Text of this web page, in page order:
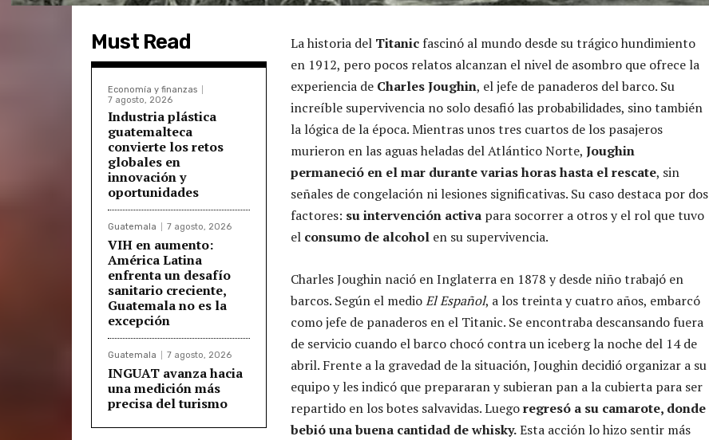
Must Read
Economía y finanzas
7 agosto, 2026
Industria plástica
guatemalteca
convierte los retos
globales en
innovación y
oportunidades
Guatemala 7 agosto, 2026
VIH en aumento:
América Latina
enfrenta un desafío
sanitario creciente,
Guatemala no es la
excepción
Guatemala 7 agosto, 2026
INGUAT avanza hacia
una medición más
precisa del turismo
La historia del Titanic fascinó al mundo desde su trágico hundimiento
en 1912, pero pocos relatos alcanzan el nivel de asombro que ofrece la
experiencia de Charles Joughin, el jefe de panaderos del barco. Su
increíble supervivencia no solo desafió las probabilidades, sino también
la lógica de la época. Mientras unos tres cuartos de los pasajeros
murieron en las aguas heladas del Atlántico Norte, Joughin
permaneció en el mar durante varias horas hasta el rescate, sin
señales de congelación ni lesiones significativas. Su caso destaca por dos
factores: su intervención activa para socorrer a otros y el rol que tuvo
el consumo de alcohol en su supervivencia.
Charles Joughin nació en Inglaterra en 1878 y desde niño trabajó en
barcos. Según el medioEl Español, a los treinta y cuatro años, embarcó
como jefe de panaderos en el Titanic. Se encontraba descansando fuera
de servicio cuando el barco chocó contra un iceberg la noche del 14 de
abril. Frente a la gravedad de la situación, Joughin decidió organizar a su
equipo y les indicó que prepararan y subieran pan a la cubierta para ser
repartido en los botes salvavidas. Luegoregresó a su camarote, donde
bebió una buena cantidad de whisky.Esta acción lo hizo sentir más